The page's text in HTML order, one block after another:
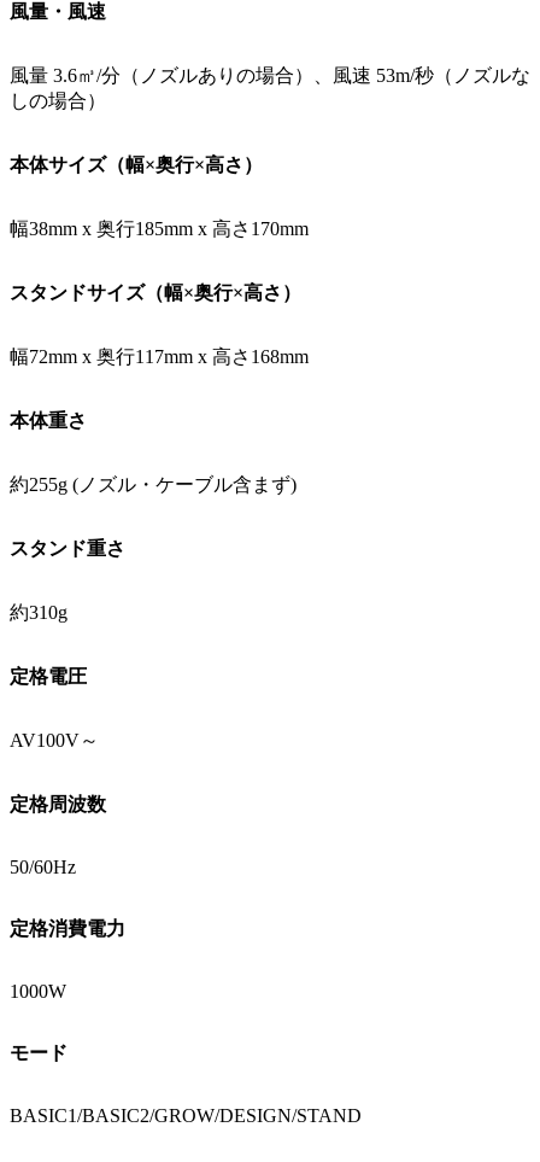
風量・風速
風量 3.6㎥/分（ノズルありの場合）、風速 53m/秒（ノズルな
しの場合）
本体サイズ（幅×奥行×高さ）
幅38mm x 奥行185mm x 高さ170mm
スタンドサイズ（幅×奥行×高さ）
幅72mm x 奥行117mm x 高さ168mm
本体重さ
約255g (ノズル・ケーブル含まず)
スタンド重さ
約310g
定格電圧
AV100V～
定格周波数
50/60Hz
定格消費電力
1000W
モード
BASIC1/BASIC2/GROW/DESIGN/STAND